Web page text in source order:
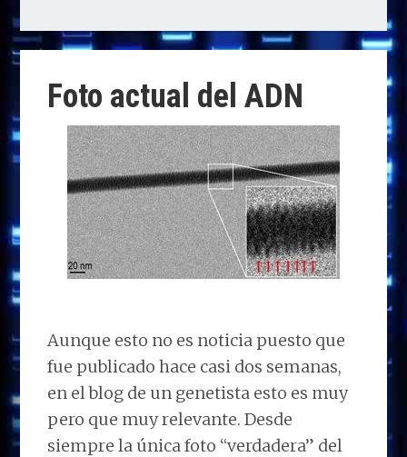
Foto actual del ADN
Aunque esto no es noticia puesto que
fue publicado hace casi dos semanas,
en el blog de un genetista esto es muy
pero que muy relevante. Desde
siempre la única foto “verdadera” del